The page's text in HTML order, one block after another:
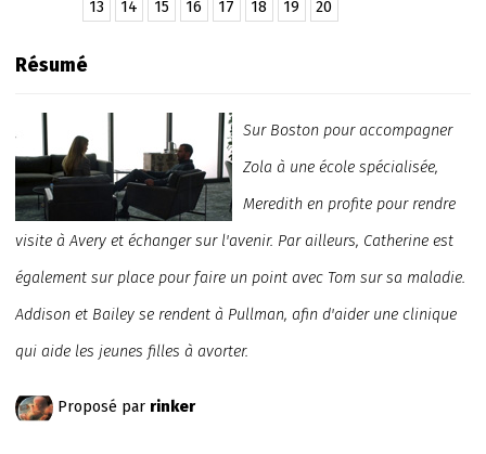
13
14 15 16 17 18 19 20
Résumé
Sur Boston pour accompagner
Zola à une école spécialisée,
Meredith en profite pour rendre
visite à Avery et échanger sur l'avenir. Par ailleurs, Catherine est
également sur place pour faire un point avec Tom sur sa maladie.
Addison et Bailey se rendent à Pullman, afin d'aider une clinique
qui aide les jeunes filles à avorter.
Proposé par rinker